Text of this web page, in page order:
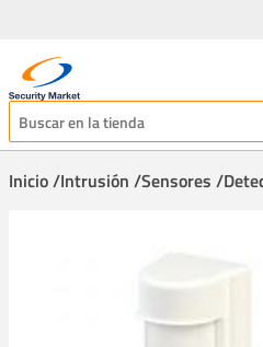
Inicio /Intrusión /Sensores /